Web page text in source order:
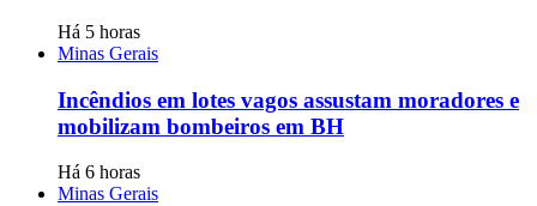
Há 5 horas
Minas Gerais
Incêndios em lotes vagos assustam moradores e
mobilizam bombeiros em BH
Há 6 horas
Minas Gerais